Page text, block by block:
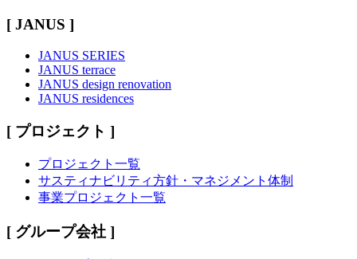
[ JANUS ]
JANUS SERIES
JANUS terrace
JANUS design renovation
JANUS residences
[ プロジェクト ]
プロジェクト一覧
サスティナビリティ方針・マネジメント体制
事業プロジェクト一覧
[ グループ会社 ]